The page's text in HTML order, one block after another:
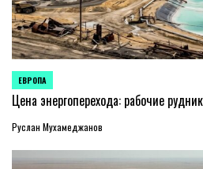
ОПУБЛИКОВАНО
В
ЕВРОПА
Цена энергоперехода: рабочие
Руслан Мухамеджанов